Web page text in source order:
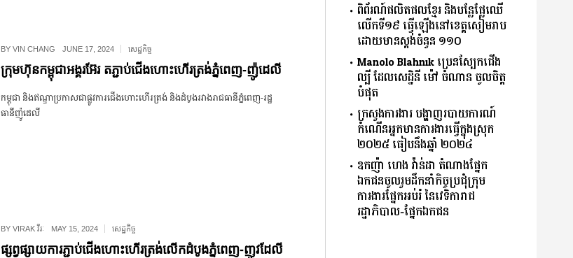
BYVIN CHANG JUNE 17, 2024 សេដ្ឋកិច្ច
ក្រុមហ៊ុនកម្ពុជាអង្គរអ៊ែរ តភ្ជាប់ជើងហោះហើរត្រង់ភ្នំពេញ-ញ៉ូដេលី
កម្ពុជា និងឥណ្ឌាប្រកាសជាផ្លូវការជើងហោះហើរត្រង់​ និងដំបូងរវាងរាជធានីភ្នំពេញ-រដ្ឋ
ធានីញ៉ូដេលី​
BYVIRAK វីរៈ MAY 15, 2024 សេដ្ឋកិច្ច
ផ្សព្វផ្សាយការភ្ជាប់ជើងហោះហើរត្រង់លើកដំបូងភ្នំពេញ-ញូវដែលី
ពិព័រណ៍ផលិតផលខ្មែរ និងបន្លែផ្លែឈើ
លើកទី១៩ ធ្វើឡើងនៅខេត្តសៀមរាប
ដោយមានស្តង់ចំនួន ១១០
Manolo Blahnik ប្រេនស្បែកជើង
ល្បី ដែលសេដ្ឋិនី ម៉ៅ ចំណាន ចូលចិត្ត
បំផុត
ក្រសួងការងារ បង្ហាញរបាយការណ៍
កំណើនអ្នកមានការងារធ្វើក្នុងស្រុក
២០២៥ ធៀបនឹងឆ្នាំ ២០២៤
ឧកញ៉ា ហេង វ៉ាន់ដា តំណាងផ្នែក
ឯកជនចូលរួមដឹកនាំកិច្ចប្រជុំក្រុម
ការងារផ្នែកអប់រំ នៃវេទិការាជ
រដ្ឋាភិបាល-ផ្នែកឯកជន